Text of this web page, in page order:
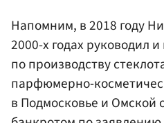
Напомним, в 2018 году
2000-х годах руководил
по производству
парфюмерно-
в Подмосковье и Омской